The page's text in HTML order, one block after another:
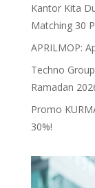
Kantor Kita
Matching 30
APRILMOP:
Techno
Ramadan
Promo
30%!